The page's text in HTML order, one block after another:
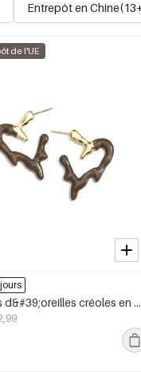
Entrepôt en
de l'UE
Boucles d&#39;oreilles créoles en acier inoxydable, style cœur, collection Daily Simple, bijoux pour femmes